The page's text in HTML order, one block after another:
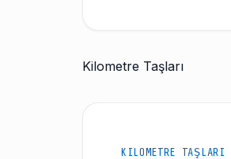
Kilometre Taşları
KILOMETRE TAŞLARI